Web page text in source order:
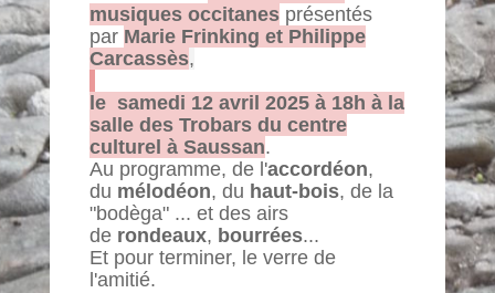
musiques occitanesprésentés
par Marie Frinking et Philippe
Carcassès,
e samedi 12 avril 2025 à 18h à la
salle des Trobars du centre
culturel à Saussan.
Au programme, de l'accordéon,
du mélodéon, du haut-bois, de la
"bodèga" ... et des airs
de rondeaux, bourrées...
Et pour terminer, le verre de
l'amitié.